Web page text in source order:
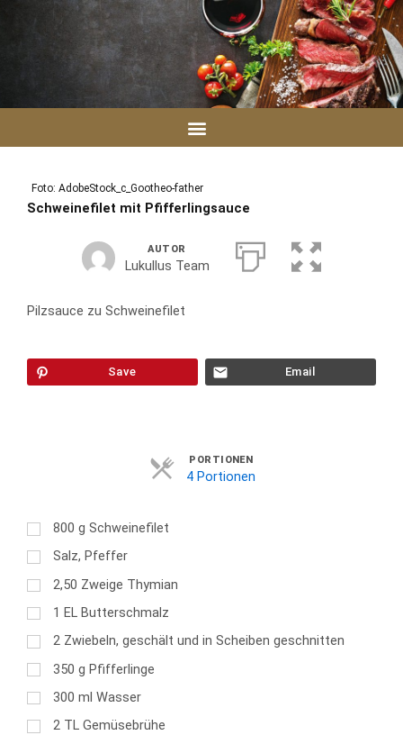
Foto: AdobeStock_c_Gootheo-father
Schweinefilet mit Pfifferlingsauce
AUTOR
Lukullus Team
Pilzsauce zu Schweinefilet
Save Email
PORTIONEN
4 Portionen
800 g Schweinefilet
Salz, Pfeffer
2,50 Zweige Thymian
1 EL Butterschmalz
2 Zwiebeln, geschält und in Scheiben geschnitten
350 g Pfifferlinge
300 ml Wasser
2 TL Gemüsebrühe